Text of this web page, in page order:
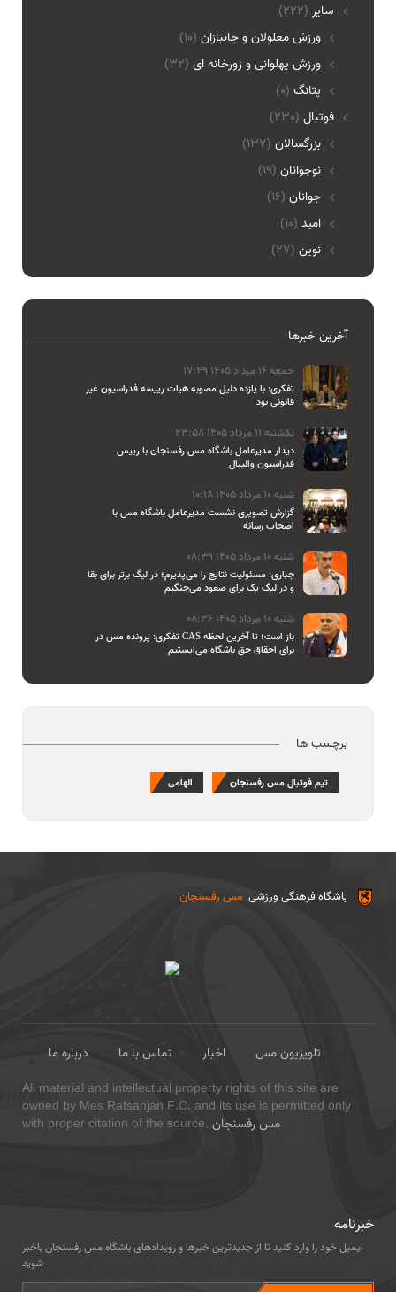
(222) ساير
ورزش معلولان و جانبازان (10)
ورزش پهلوانی و زورخانه ای (32)
پتانگ (0)
(230) فوتبال
بزرگسالان (137)
نوجوانان (19)
جوانان (16)
امید (10)
نوین (27)
آخرین خبرها
جمعه 16 مرداد 1405 17:49
تفکری: با یازده دلیل مصوبه هیات رییسه فدراسیون غیر
قانونی بود
یکشنبه 11 مرداد 1405 23:58
دیدار مدیرعامل باشگاه مس رفسنجان با رییس
فدراسیون والیبال
شنبه 10 مرداد 1405 10:18
گزارش تصویری نشست مدیرعامل باشگاه مس با
اصحاب رسانه
شنبه 10 مرداد 1405 08:39
جباری: مسئولیت نتایج را می‌پذیرم؛ در لیگ برتر برای بقا
و در لیگ یک برای صعود می‌جنگیم
شنبه 10 مرداد 1405 08:36
تفکری: پرونده مس در CAS باز است؛ تا آخرین لحظه
برای احقاق حق باشگاه می‌ایستیم
برچسب ها
تیم فوتبال مس رفسنجان الهامی
مس رفسنجان باشگاه فرهنگی ورزشی
درباره ما تماس با ما اخبار
تلویزیون مس
All material and intellectual property rights of this site are
owned by Mes Rafsanjan F.C. and its use is permitted only
with proper citation of the source. مس رفسنجان
خبرنامه
ایمیل خود را وارد کنید تا از جدیدترین خبرها و رویدادهای باشگاه مس رفسنجان باخبر
شوید